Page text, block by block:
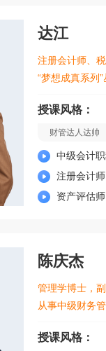
达江
注册会计师、
“梦想成真系列
授课风格：
财管达人达帅
中级会计职
注册会计师
资产评估
陈庆杰
管理学博士，
从事中级财务
授课风格：